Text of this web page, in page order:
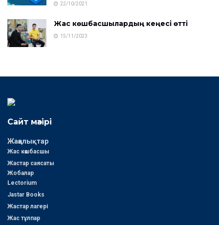
22/10/2021
Жас көшбасшылардың кеңесі өтті
15/11/2023
Сайт мәзірі
Жаңалықтар
Жас көшбасшы
Жастар саясаты
Жобалар
Lectorium
Jastar Books
Жастар лагері
Жас тұлпар